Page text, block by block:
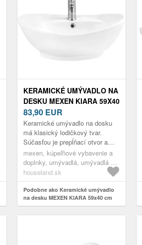
KERAMICKÉ UMÝVADLO NA
DESKU MEXEN KIARA 59X40
CM BIELE
83,90 EUR
Keramické umývadlo na dosku
má klasický lodičkový tvar.
Súčasťou je prepĺňací otvor a
otvor na batériu, hodiť sa tak
bude do starších i celkom nový...
mexen, kúpeľňové vybavenie a
doplnky, umývadlá, umývadlá na
dosku
houseland.sk
Podobne ako Keramické umývadlo
na desku MEXEN KIARA 59x40 cm
biele